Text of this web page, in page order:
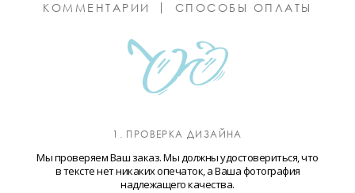
КОММЕНТАРИИ
СПОСОБЫ ОПЛАТЫ
1. ПРОВЕРКА ДИЗАЙНА
Мы проверяем Ваш заказ. Мы должны удостовериться, что
в тексте нет никаких опечаток, а Ваша фотография
надлежащего качества.